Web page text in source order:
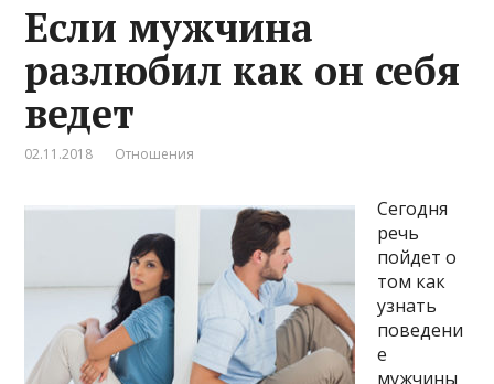
Если мужчина
разлюбил как он себя
ведет
02.11.2018 Отношения
Сегодня
речь
пойдет о
том как
узнать
поведени
е
мужчины